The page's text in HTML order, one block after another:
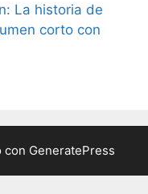
La historia de
corto con
con GeneratePress